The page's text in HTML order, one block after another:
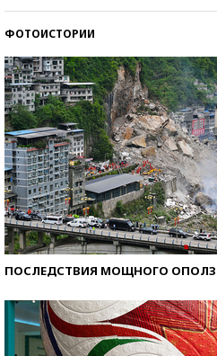
ФОТОИСТОРИИ
ПОСЛЕДСТВИЯ МОЩНОГО